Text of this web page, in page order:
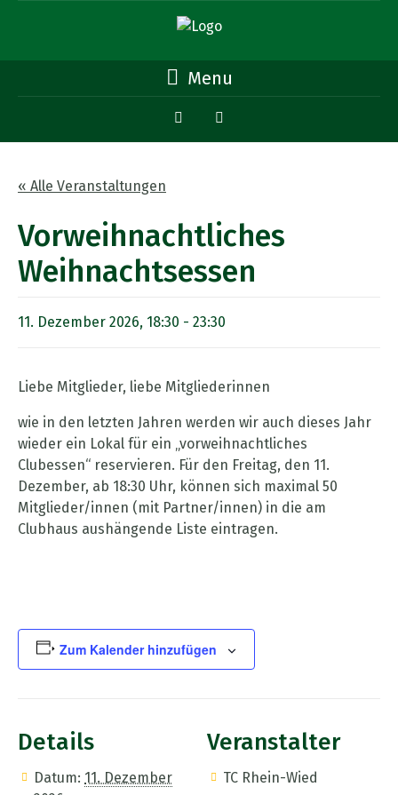
Menu
« Alle Veranstaltungen
Vorweihnachtliches
Weihnachtsessen
11. Dezember 2026, 18:30 - 23:30
Liebe Mitglieder, liebe Mitgliederinnen
wie in den letzten Jahren werden wir auch dieses Jahr
wieder ein Lokal für ein „vorweihnachtliches
Clubessen“ reservieren. Für den Freitag, den 11.
Dezember, ab 18:30 Uhr, können sich maximal 50
Mitglieder/innen (mit Partner/innen) in die am
Clubhaus aushängende Liste eintragen.
Zum Kalender hinzufügen
Details
Datum: 11. Dezember
Veranstalter
TC Rhein-Wied